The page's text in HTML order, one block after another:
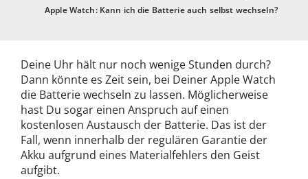
Apple Watch: Kann ich die Batterie auch selbst wechseln?
Deine Uhr hält nur noch wenige Stunden durch?
Dann könnte es Zeit sein, bei Deiner Apple Watch
die Batterie wechseln zu lassen. Möglicherweise
hast Du sogar einen Anspruch auf einen
kostenlosen Austausch der Batterie. Das ist der
Fall, wenn innerhalb der regulären Garantie der
Akku aufgrund eines Materialfehlers den Geist
aufgibt.